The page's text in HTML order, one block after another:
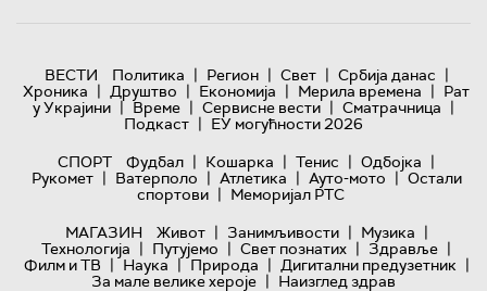
ВЕСТИ Политика | Регион | Свет | Србија данас |
Хроника | Друштво | Економија | Мерила времена | Рат
у Украјини | Време | Сервисне вести | Сматрачница |
Подкаст | ЕУ могућности 2026
СПОРТ
Фудбал | Кошарка | Тенис | Одбојка |
Рукомет | Ватерполо | Атлетика | Ауто-мото | Остали
спортови | Меморијал РТС
МАГАЗИН
Живот | Занимљивости | Музика |
Технологијa | Путујемо | Свет познатих | Здравље |
Филм и ТВ | Наука | Природа | Дигитални предузетник |
За мале велике хероје | Наизглед здрав